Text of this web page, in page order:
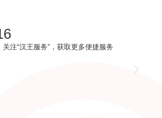
注“汉王服务”，获取更多便捷服务